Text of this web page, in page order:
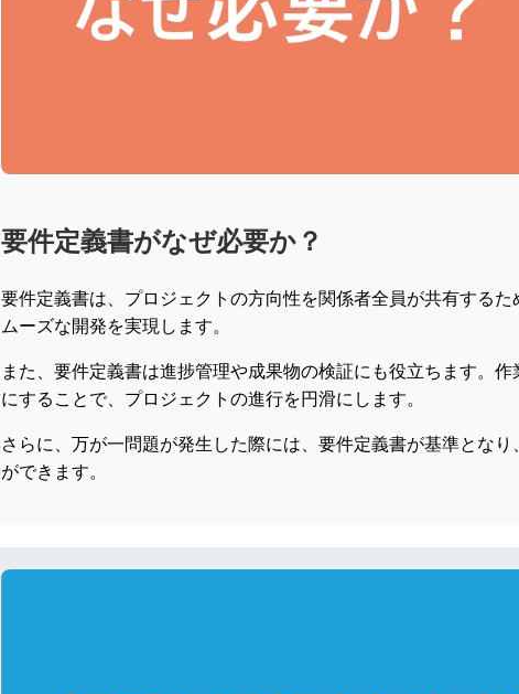
要件定義書がなぜ必要か？
要件定義書は、プロジェクトの方向性を関係者全員が共有する
ムーズな開発を実現します。
また、要件定義書は進捗管理や成果物の検証にも役立ちます。
にすることで、プロジェクトの進行を円滑にします。
さらに、万が一問題が発生した際には、要件定義書が基準とな
ができます。